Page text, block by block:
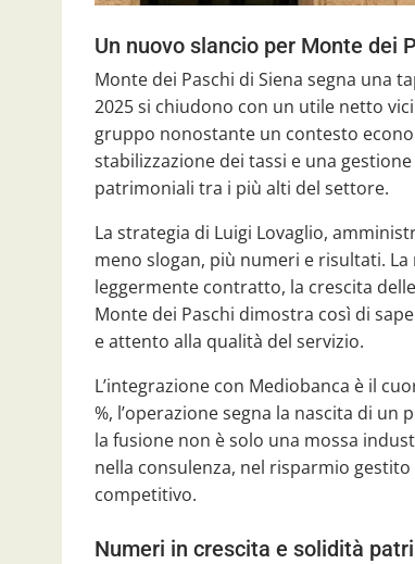
Un nuovo slancio per Monte dei
Monte dei Paschi di Siena segna una
2025 si chiudono con un utile netto
gruppo nonostante un contesto
stabilizzazione dei tassi e una
patrimoniali tra i più alti del settore.
La strategia di Luigi Lovaglio,
meno slogan, più numeri e risultati.
leggermente contratto, la crescita
Monte dei Paschi dimostra così di
e attento alla qualità del servizio.
L’integrazione con Mediobanca è il
%, l’operazione segna la nascita di
la fusione non è solo una mossa
nella consulenza, nel risparmio
competitivo.
Numeri in crescita e solidità